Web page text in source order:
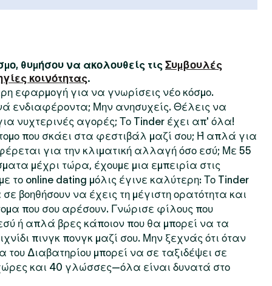
θυμήσου να ακολουθείς τις Συμβουλές
κοινότητας.
εφαρμογή για να γνωρίσεις νέο κόσμο.
ενδιαφέροντα; Μην ανησυχείς. Θέλεις να
νυχτερινές αγορές; Το Tinder έχει απ' όλα!
που σκάει στα φεστιβάλ μαζί σου; Ή απλά για
για την κλιματική αλλαγή όσο εσύ; Με 55
μέχρι τώρα, έχουμε μια εμπειρία στις
το online dating μόλις έγινε καλύτερη: Το Tinder
βοηθήσουν να έχεις τη μέγιστη ορατότητα και
που σου αρέσουν. Γνώρισε φίλους που
ή απλά βρες κάποιον που θα μπορεί να τα
πινγκ πονγκ μαζί σου. Μην ξεχνάς ότι όταν
του Διαβατηρίου μπορεί να σε ταξιδέψει σε
και 40 γλώσσες—όλα είναι δυνατά στο